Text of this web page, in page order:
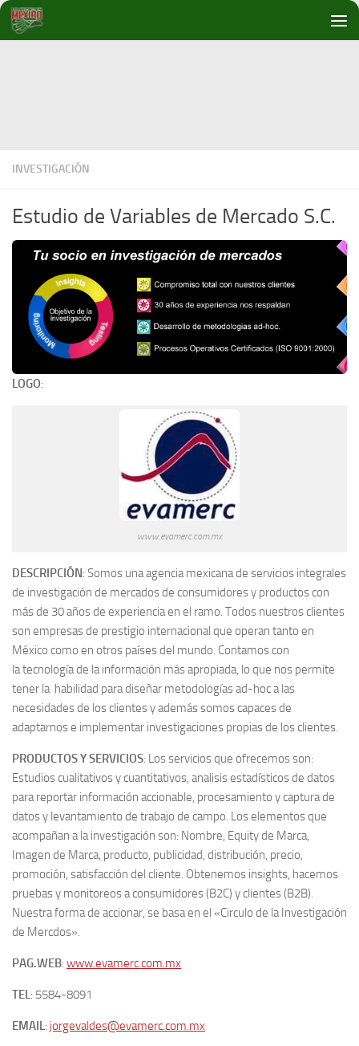
Debajo del contenido
INVESTIGACIÓN
Estudio de Variables de Mercado S.C.
LOGO:
www.evamerc.com.mx
DESCRIPCIÓN: Somos una agencia mexicana de servicios integrales
de investigación de mercados de consumidores y productos con
más de 30 años de experiencia en el ramo. Todos nuestros clientes
son empresas de prestigio internacional que operan tanto en
México como en otros países del mundo. Contamos con
la tecnología de la información más apropiada, lo que nos permite
tener la habilidad para diseñar metodologías ad-hoc a las
necesidades de los clientes y además somos capaces de
adaptarnos e implementar investigaciones propias de los clientes.
PRODUCTOS Y SERVICIOS: Los servicios que ofrecemos son:
Estudios cualitativos y cuantitativos, analisis estadísticos de datos
para reportar información accionable, procesamiento y captura de
datos y levantamiento de trabajo de campo. Los elementos que
acompañan a la investigación son: Nombre, Equity de Marca,
Imagen de Marca, producto, publicidad, distribución, precio,
promoción, satisfacción del cliente. Obtenemos insights, hacemos
pruebas y monitoreos a consumidores (B2C) y clientes (B2B).
Nuestra forma de accionar, se basa en el «Circulo de la Investigación
de Mercdos».
PAG.WEB: www.evamerc.com.mx
TEL: 5584-8091
EMAIL: jorgevaldes@evamerc.com.mx